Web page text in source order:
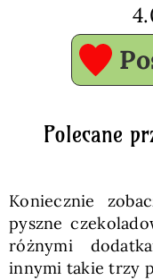
Polecane
Koniecznie
pyszne
różnymi
innymi takie trzy